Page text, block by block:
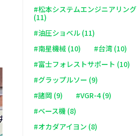
#松本システムエンジニアリング
(11)
#油圧ショベル (11)
#南星機械 (10)
#台湾 (10)
#富士フォレストサポート (10)
#グラップルソー (9)
#諸岡 (9)
#VGR-4 (9)
#ベース機 (8)
#オカダアイヨン (8)